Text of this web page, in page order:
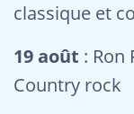
classique et
19 août : Ron
Country rock